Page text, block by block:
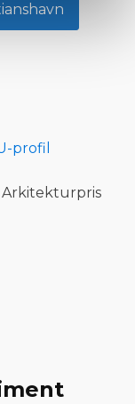
profil
Arkitekturpris